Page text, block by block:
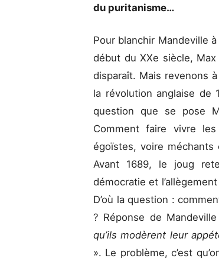
du puritanisme…
Pour blanchir Mandeville
début du XXe siècle,
disparaît. Mais revenons
la révolution anglaise de
question que se pose
Comment faire vivre
égoïstes, voire
Avant 1689, le joug
démocratie et
D’où la question :
? Réponse de
qu’ils modèrent leur
». Le problème, c’est